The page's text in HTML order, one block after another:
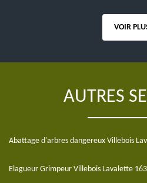
VOIR
AUTRES
Abattage d'arbres dangereux Villebois
Elagueur Grimpeur Villebois Lavalette